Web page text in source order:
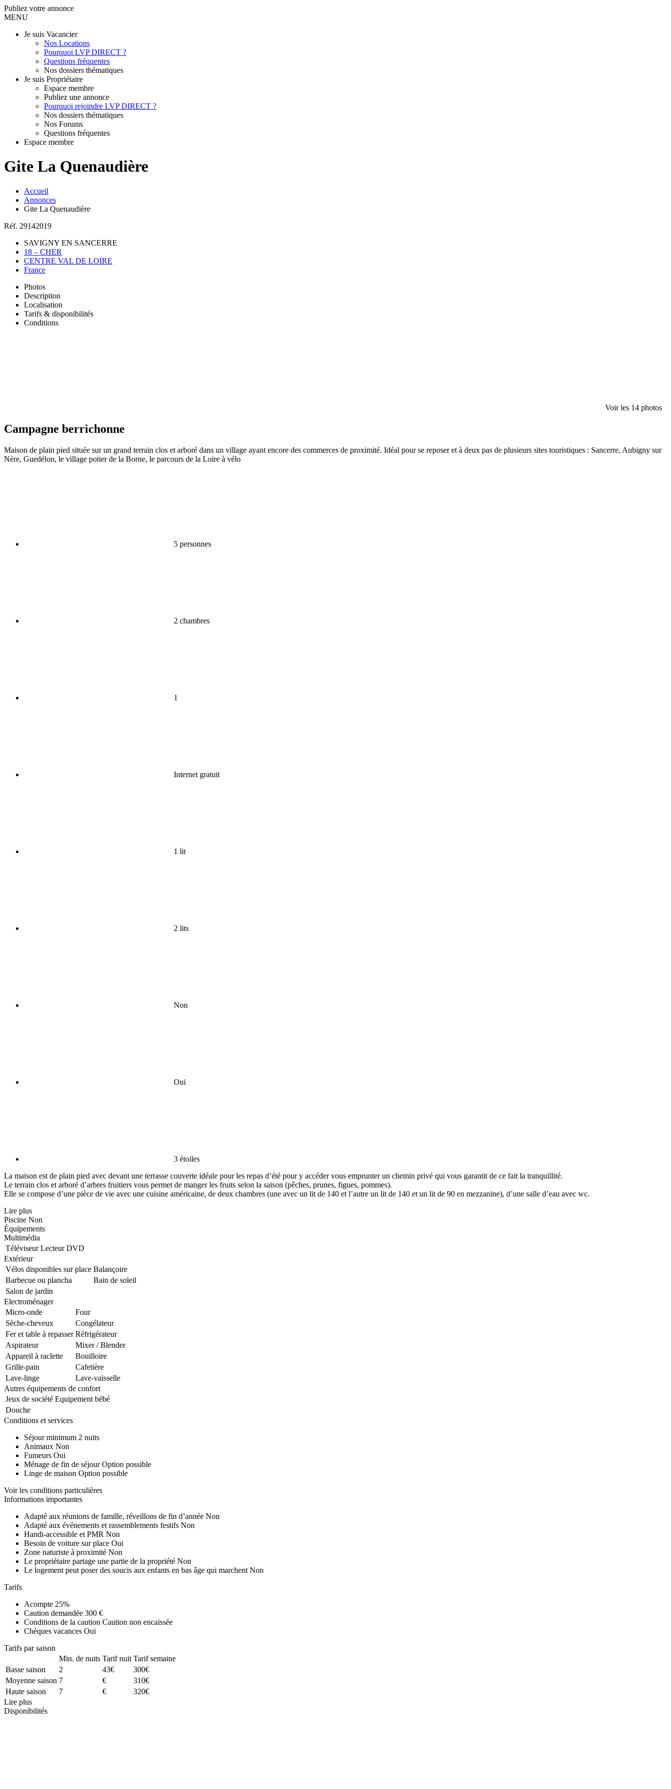
Publiez votre annonce
MENU
Je suis Vacancier
Nos Locations
Pourquoi LVP DIRECT ?
Questions fréquentes
Nos dossiers thématiques
Je suis Propriétaire
Espace membre
Publiez une annonce
Pourquoi rejoindre LVP DIRECT ?
Nos dossiers thématiques
Nos Forums
Questions fréquentes
Espace membre
Gite La Quenaudière
Accueil
Annonces
Gite La Quenaudière
Réf. 29142019
SAVIGNY EN SANCERRE
18 – CHER
CENTRE VAL DE LOIRE
France
Photos
Description
Localisation
Tarifs & disponibilités
Conditions
Voir les 14 photos
Campagne berrichonne
Maison de plain pied située sur un grand terrain clos et arboré dans un village ayant encore des commerces de proximité. Idéal pour se reposer et à deux pas de plusieurs sites touristiques : Sancerre, Aubigny sur
Nère, Guedélon, le village potier de la Borne, le parcours de la Loire à vélo
5 personnes
2 chambres
1
Internet gratuit
1 lit
2 lits
Non
Oui
3 étoiles
La maison est de plain pied avec devant une terrasse couverte idéale pour les repas d’été pour y accéder vous emprunter un chemin privé qui vous garantit de ce fait la tranquillité.
Le terrain clos et arboré d’arbres fruitiers vous permet de manger les fruits selon la saison (pêches, prunes, figues, pommes).
Elle se compose d’une pièce de vie avec une cuisine américaine, de deux chambres (une avec un lit de 140 et l’autre un lit de 140 et un lit de 90 en mezzanine), d’une salle d’eau avec wc.
Lire plus
Piscine Non
Équipements
Multimédia
Téléviseur Lecteur DVD
Extérieur
Vélos disponibles sur place Balançoire
Barbecue ou plancha
Bain de soleil
Salon de jardin
Electroménager
Micro-onde
Four
Sèche-cheveux
Congélateur
Fer et table à repasser Réfrigérateur
Aspirateur
Mixer / Blender
Appareil à raclette
Bouilloire
Grille-pain
Cafetière
Lave-linge
Lave-vaisselle
Autres équipements de confort
Jeux de société Equipement bébé
Douche
Conditions et services
Séjour minimum 2 nuits
Animaux Non
Fumeurs Oui
Ménage de fin de séjour Option possible
Linge de maison Option possible
Voir les conditions particulières
Informations importantes
Adapté aux réunions de famille, réveillons de fin d’année Non
Adapté aux événements et rassemblements festifs Non
Handi-accessible et PMR Non
Besoin de voiture sur place Oui
Zone naturiste à proximité Non
Le propriétaire partage une partie de la propriété Non
Le logement peut poser des soucis aux enfants en bas âge qui marchent Non
Tarifs
Acompte 25%
Caution demandée 300 €
Conditions de la caution Caution non encaissée
Chèques vacances Oui
Tarifs par saison
Min. de nuits Tarif nuit Tarif semaine
Basse saison
2 43€
300€
Moyenne saison 7 €
310€
Haute saison
7 €
320€
Lire plus
Disponibilités